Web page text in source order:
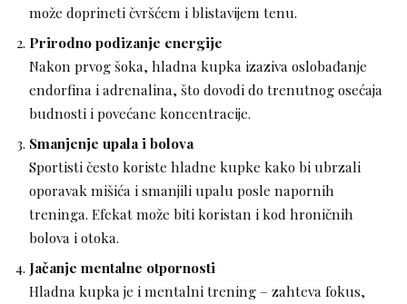
može doprineti čvršćem i blistavijem tenu.
Prirodno podizanje energije
Nakon prvog šoka, hladna kupka izaziva oslobađanje
endorfina i adrenalina, što dovodi do trenutnog osećaja
budnosti i povećane koncentracije.
Smanjenje upala i bolova
Sportisti često koriste hladne kupke kako bi ubrzali
oporavak mišića i smanjili upalu posle napornih
treninga. Efekat može biti koristan i kod hroničnih
bolova i otoka.
Jačanje mentalne otpornosti
Hladna kupka je i mentalni trening – zahteva fokus,